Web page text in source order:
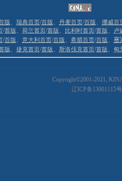
版、瑞典首页/首版、丹麦首页/首版、挪威首
/首版、荷兰首页/首版、比利时首页/首版、卢
/首版、意大利首页/首版、希腊首页/首版、塞
版、捷克首页/首版、斯洛伐克首页/首版、匈
Copyright©2001-2021,
辽ICP备13001115